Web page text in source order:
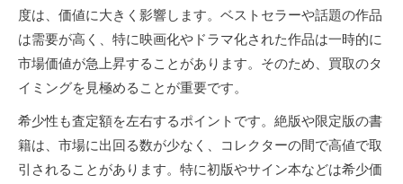
度は、価値に大きく影響します。ベストセラーや話題の作品
は需要が高く、特に映画化やドラマ化された作品は一時的に
市場価値が急上昇することがあります。そのため、買取のタ
イミングを見極めることが重要です。
希少性も査定額を左右するポイントです。絶版や限定版の書
籍は、市場に出回る数が少なく、コレクターの間で高値で取
引されることがあります。特に初版やサイン本などは希少価